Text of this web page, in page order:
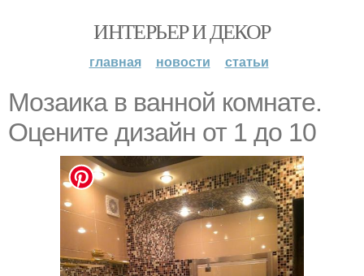
ИНТЕРЬЕР И ДЕКОР
главная новости статьи
Мозаика в ванной комнате.
Оцените дизайн от 1 до 10